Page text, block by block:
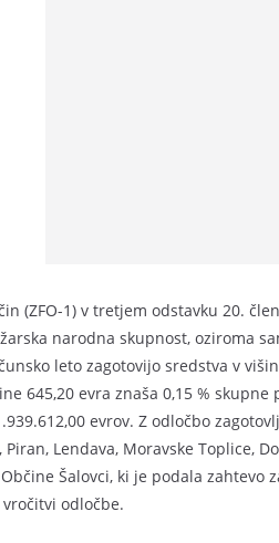
(ZFO-1) v tretjem odstavku 20.
narodna skupnost, oziroma
leto zagotovijo sredstva v
645,20 evra znaša 0,15 %
evrov. Z odločbo
Lendava, Moravske Toplice,
Šalovci, ki je podala zahtevo
odločbe.